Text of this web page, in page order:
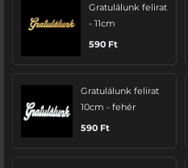
Gratulálunk felirat
- 11cm
590 Ft
Gratulálunk felirat
10cm - fehér
590 Ft